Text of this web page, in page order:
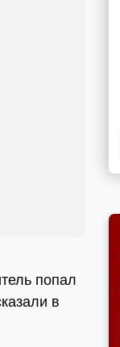
попал
в